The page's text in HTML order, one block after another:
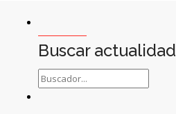
Buscar actualidad